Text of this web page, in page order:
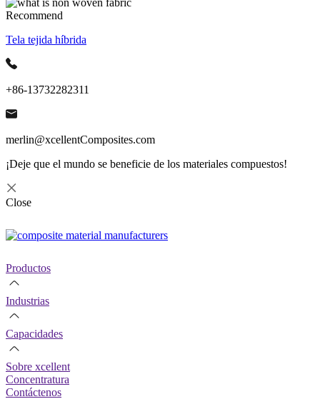
Recommend
Tela tejida híbrida
+86-13732282311
merlin@xcellentComposites.com
¡Deje que el mundo se beneficie de los materiales compuestos!
Close
Productos
Industrias
Capacidades
Sobre xcellent
Concentratura
Contáctenos